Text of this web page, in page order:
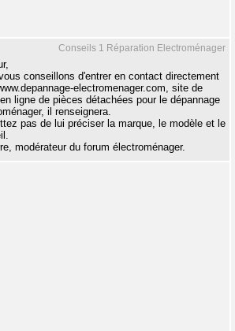
Conseils 1 Réparation Electroménager
conseillons d'entrer en contact directement
electromenager.com, site de
ligne de pièces détachées pour le dépannage
il renseignera.
pas de lui préciser la marque, le modèle et le
modérateur du forum électroménager.